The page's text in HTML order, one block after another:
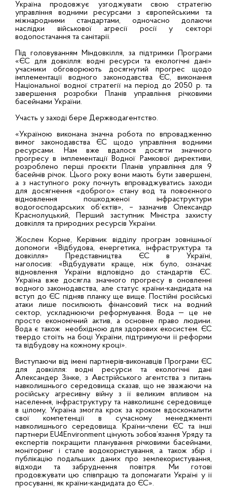
Україна продовжує узгоджувати свою стратегію
управління водними ресурсами з європейськими та
міжнародними стандартами, одночасно долаючи
наслідки військової агресії росії у секторі
водопостачання та санітарії.
Під головуванням Міндовкілля, за підтримки Програми
«ЄС для довкілля: водні ресурси та екологічні дані»
учасники обговорюють досягнутий прогрес щодо
імплементації водного законодавства ЄС, виконання
Національної водної стратегії на період до 2050 р. та
завершення розробки Планів управління річковими
басейнами України.
Участь у заході бере Держводагентство.
«Україною виконана значна робота по впровадженню
вимог законодавства ЄС щодо управління водними
ресурсами. Нам вже вдалося досягти значного
прогресу в імплементації Водної Рамкової директиви,
розроблено перші проєкти Планів управління для 9
басейнів річок. Цього року вони мають бути завершені,
а з наступного року почнуть впроваджуватись заходи
для досягнення «доброго» стану вод та повоєнного
відновлення пошкодженої інфраструктури
водогосподарських об’єктів», – зазначив Олександр
Краснолуцький, Перший заступник Міністра захисту
довкілля та природних ресурсів України.
Жослен Корне, Керівник відділу програм зовнішньої
допомоги «Відбудова, енергетика, інфраструктура та
довкілля» Представництва ЄС в Україні,
наголосив: «Відбудувати краще, ніж було, означає
відновлення України відповідно до стандартів ЄС.
Україна вже досягла значного прогресу в оновленні
водного законодавства, але статус країни-кандидата на
вступ до ЄС підняв планку ще вище. Постійні російські
атаки лише посилюють фінансовий тиск на водний
сектор, ускладнюючи реформування. Вода — це не
просто економічний актив, а основне право людини.
Вода є також необхідною для здорових екосистем. ЄС
твердо стоїть на боці України, підтримуючи її реформи
та відбудову на кожному кроці».
Виступаючи від імені партнерів-виконавців Програми ЄС
для довкілля: водні ресурси та екологічні дані
Александер Зінке, з Австрійського агентства з питань
навколишнього середовища сказав, що не зважаючи на
російську агресивну війну з її великим впливом на
населення, інфраструктуру та навколишнє середовище
в цілому, Україна змогла крок за кроком вдосконалити
свої компетенції в сучасному менеджменті
навколишнього середовища. Країни-члени ЄС та інші
партнери EU4Environment цінують зобов’язання Уряду та
експертів покращити планування річковими басейнами,
моніторинг і стале водокористування, а також збір і
публікацію подальших даних про землекористування,
відходи та забруднення повітря. Ми готові
продовжувати цю співпрацю та допомагати Україні у її
просуванні, як країни-кандидата до ЄС».